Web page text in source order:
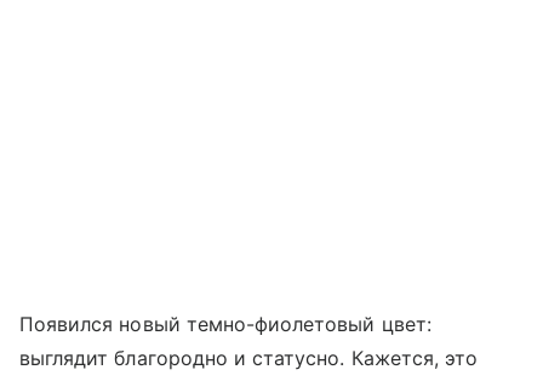
Появился новый темно-фиолетовый цвет:
выглядит благородно и статусно. Кажется, это